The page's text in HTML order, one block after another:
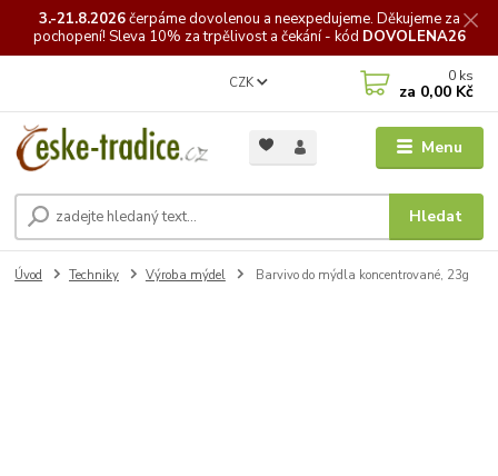
3.-21.8.2026čerpámedovolenou a neexpedujeme. Děkujeme za
pochopení! Sleva 10% za trpělivost a čekání - kód DOVOLENA26
Menu
CZK
Hledat
0 ks
za 0,00 Kč
Úvod Techniky Výroba mýdel Barvivo do mýdla koncentrované, 23g